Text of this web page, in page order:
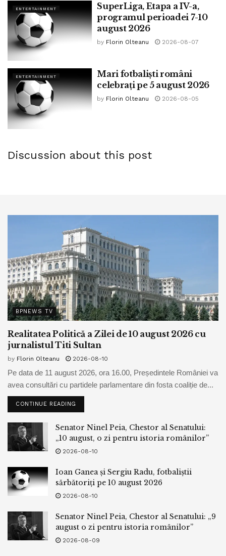
ENTERTAINMENT
SuperLiga, Etapa a IV-a,
programul perioadei 7-10
august 2026
by Florin Olteanu 2026-08-07
ENTERTAINMENT
Mari fotbaliști români
celebrați pe 5 august 2026
by Florin Olteanu 2026-08-05
Discussion about this post
BPNEWS TV
Realitatea Politică a Zilei de 10 august 2026 cu
jurnalistul Titi Sultan
by Florin Olteanu 2026-08-10
Pe data de 11 august 2026, ora 16.00, Președintele României va
avea consultări cu partidele parlamentare din fosta coaliție de...
CONTINUE READING
Senator Ninel Peia, Chestor al Senatului:
„10 august, o zi pentru istoria românilor”
2026-08-10
Ioan Ganea și Sergiu Radu, fotbaliștii
sărbătoriți pe 10 august 2026
2026-08-10
Senator Ninel Peia, Chestor al Senatului: „9
august o zi pentru istoria românilor”
2026-08-09